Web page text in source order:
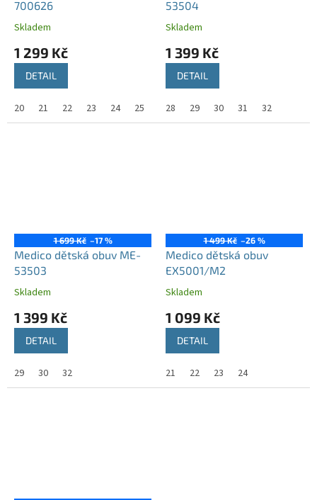
700626
Skladem
1 299 Kč
DETAIL
20 21 22 23 24 25
53504
Skladem
1 399 Kč
DETAIL
28 29 30 31 32
1 699 Kč –17 %
Medico dětská obuv ME-
53503
Skladem
1 399 Kč
DETAIL
29 30 32
1 499 Kč –26 %
Medico dětská obuv
EX5001/M2
Skladem
1 099 Kč
DETAIL
21 22 23 24